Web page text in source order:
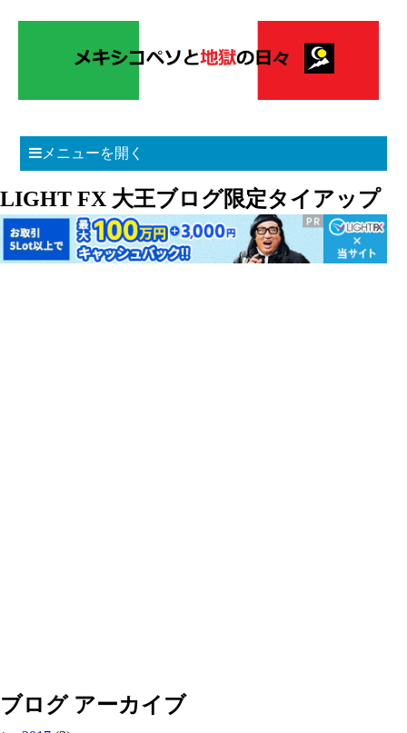
メニューを開く
LIGHT FX 大王ブログ限定タイアップ
ブログ アーカイブ